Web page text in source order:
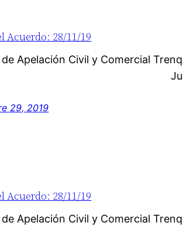
Acuerdo: 28/11/19
de Apelación Civil y
de
29, 2019
Acuerdo: 28/11/19
de Apelación Civil y